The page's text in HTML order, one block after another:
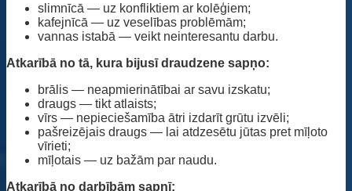
slimnīcā — uz konfliktiem ar kolēģiem;
kafejnīcā — uz veselības problēmām;
vannas istabā — veikt neinteresantu darbu.
Atkarībā no tā, kura bijusī draudzene sapņo:
brālis — neapmierinātībai ar savu izskatu;
draugs — tikt atlaists;
vīrs — nepieciešamība ātri izdarīt grūtu izvēli;
pašreizējais draugs — lai atdzesētu jūtas pret mīļoto
vīrieti;
mīļotais — uz bažām par naudu.
Atkarībā no darbībām sapnī: